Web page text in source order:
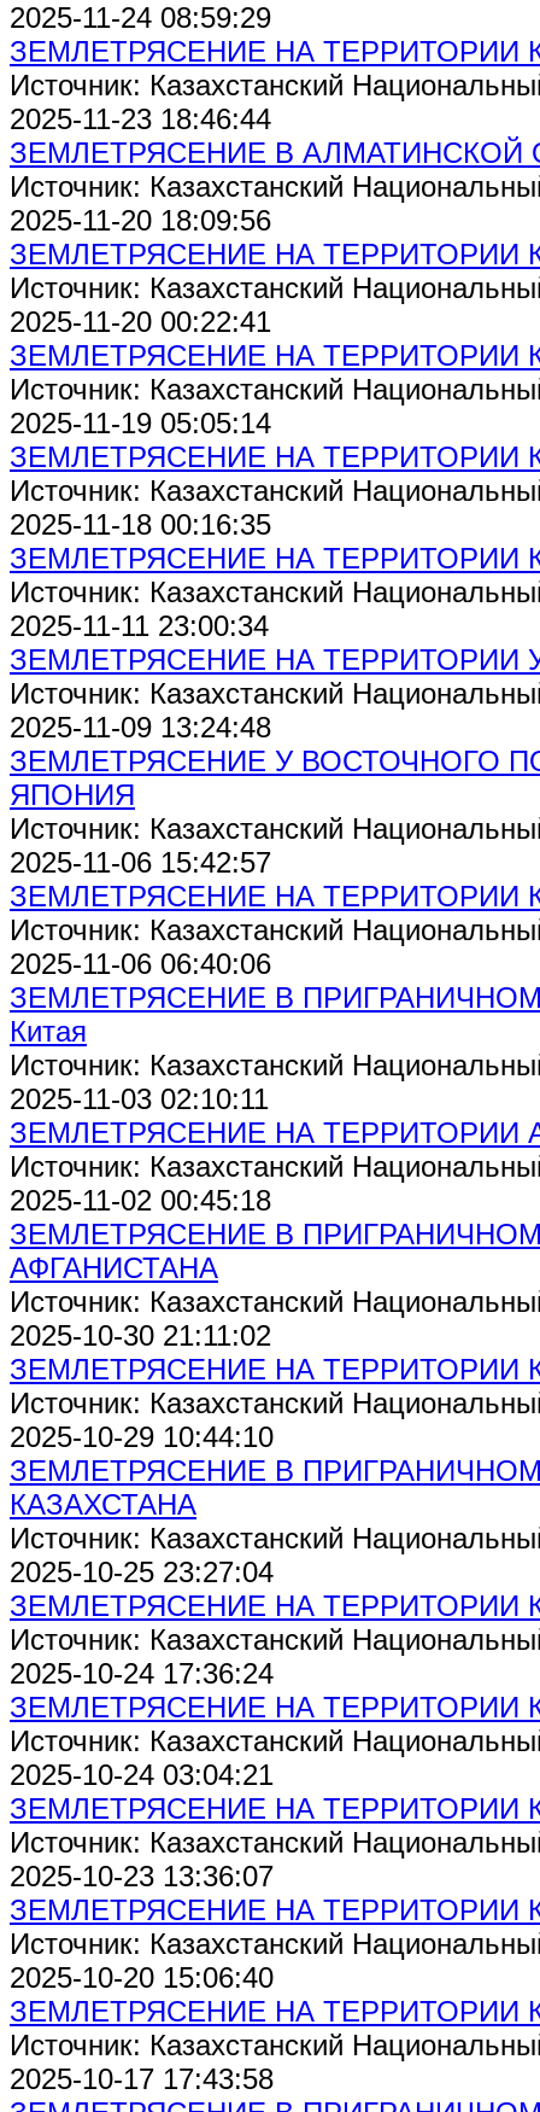
2025-11-24 08:59:29
ЗЕМЛЕТРЯСЕНИЕ НА ТЕРРИТОРИИ
Источник: Казахстанский
2025-11-23 18:46:44
ЗЕМЛЕТРЯСЕНИЕ В АЛМАТИНСКОЙ
Источник: Казахстанский
2025-11-20 18:09:56
ЗЕМЛЕТРЯСЕНИЕ НА ТЕРРИТОРИИ
Источник: Казахстанский
2025-11-20 00:22:41
ЗЕМЛЕТРЯСЕНИЕ НА ТЕРРИТОРИИ
Источник: Казахстанский
2025-11-19 05:05:14
ЗЕМЛЕТРЯСЕНИЕ НА ТЕРРИТОРИИ
Источник: Казахстанский
2025-11-18 00:16:35
ЗЕМЛЕТРЯСЕНИЕ НА ТЕРРИТОРИИ
Источник: Казахстанский
2025-11-11 23:00:34
ЗЕМЛЕТРЯСЕНИЕ НА ТЕРРИТОРИИ
Источник: Казахстанский
2025-11-09 13:24:48
ЗЕМЛЕТРЯСЕНИЕ У ВОСТОЧНОГО
ЯПОНИЯ
Источник: Казахстанский
2025-11-06 15:42:57
ЗЕМЛЕТРЯСЕНИЕ НА ТЕРРИТОРИИ
Источник: Казахстанский
2025-11-06 06:40:06
ЗЕМЛЕТРЯСЕНИЕ В
Китая
Источник: Казахстанский
2025-11-03 02:10:11
ЗЕМЛЕТРЯСЕНИЕ НА ТЕРРИТОРИИ
Источник: Казахстанский
2025-11-02 00:45:18
ЗЕМЛЕТРЯСЕНИЕ В ПРИГРАНИЧНОМ
АФГАНИСТАНА
Источник: Казахстанский
2025-10-30 21:11:02
ЗЕМЛЕТРЯСЕНИЕ НА ТЕРРИТОРИИ
Источник: Казахстанский
2025-10-29 10:44:10
ЗЕМЛЕТРЯСЕНИЕ В
КАЗАХСТАНА
Источник: Казахстанский
2025-10-25 23:27:04
ЗЕМЛЕТРЯСЕНИЕ НА ТЕРРИТОРИИ
Источник: Казахстанский
2025-10-24 17:36:24
ЗЕМЛЕТРЯСЕНИЕ НА ТЕРРИТОРИИ
Источник: Казахстанский
2025-10-24 03:04:21
ЗЕМЛЕТРЯСЕНИЕ НА ТЕРРИТОРИИ
Источник: Казахстанский
2025-10-23 13:36:07
ЗЕМЛЕТРЯСЕНИЕ НА ТЕРРИТОРИИ
Источник: Казахстанский
2025-10-20 15:06:40
ЗЕМЛЕТРЯСЕНИЕ НА ТЕРРИТОРИИ
Источник: Казахстанский
2025-10-17 17:43:58